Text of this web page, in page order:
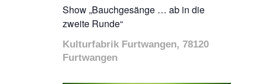
Show „Bauchgesänge … ab in die
zweite Runde“
Kulturfabrik Furtwangen, 78120
Furtwangen